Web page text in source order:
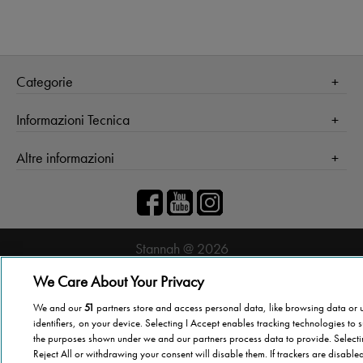
Categorie
Salute
Casa
Stannah
Famiglia
Stannah Racconta
Informazioni Tecnica
Cookie Policy
Altre informazioni
Chi Siamo
Stannah sito
Stannah @ 2026
We Care About Your Privacy
We and our51 partners store and access personal data, like browsing data or
identifiers, on your device. Selecting I Accept enables tracking technologies to
the purposes shown under we and our partners process data to provide.
Reject All or withdrawing your consent will disable them. If trackers are